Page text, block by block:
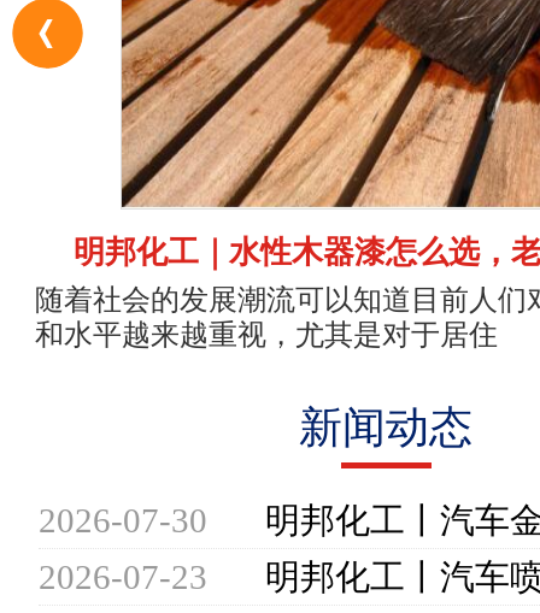
明邦化工｜水性木器漆怎么选，
随着社会的发展潮流可以知道目前人们
和水平越来越重视，尤其是对于居住
新闻动态
2026-07-30
2026-07-23